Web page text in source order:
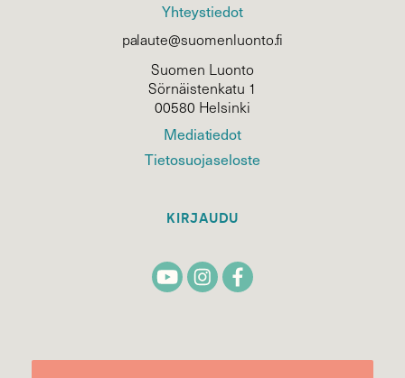
Yhteystiedot
palaute@suomenluonto.fi
Suomen Luonto
Sörnäistenkatu 1
00580 Helsinki
Mediatiedot
Tietosuojaseloste
KIRJAUDU